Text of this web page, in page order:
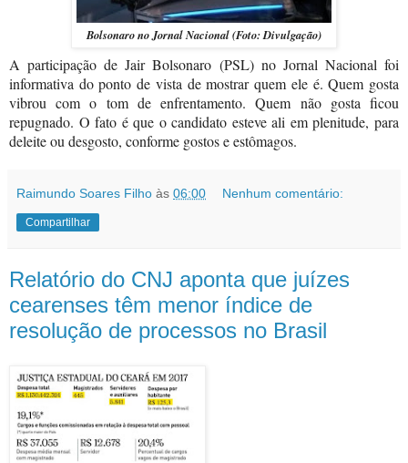
Bolsonaro no Jornal Nacional (Foto: Divulgação)
A participação de Jair Bolsonaro (PSL) no Jornal Nacional foi
informativa do ponto de vista de mostrar quem ele é. Quem gosta
vibrou com o tom de enfrentamento. Quem não gosta ficou
repugnado. O fato é que o candidato esteve ali em plenitude, para
deleite ou desgosto, conforme gostos e estômagos.
Raimundo Soares Filho às 06:00 Nenhum comentário:
Compartilhar
Relatório do CNJ aponta que juízes
cearenses têm menor índice de
resolução de processos no Brasil